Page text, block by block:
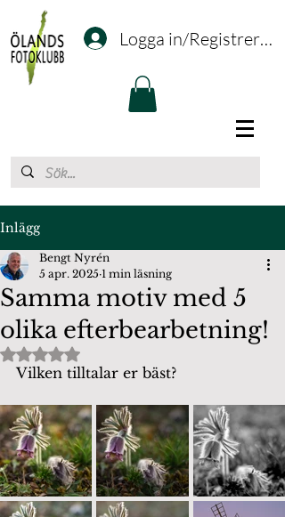
Logga in/Registrering
Inlägg
Samma motiv med 5
olika efterbearbetning!
Bengt Nyrén
5 apr. 2025 1 min läsning
Betygsatt till NaN av 5 stjärnor.
Vilken tilltalar er bäst?